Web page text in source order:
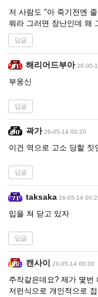
저 사람도 "아 죽기전엔
뭐라 그러면 장난인데 왜
답글
해리어드부아 26-05-
부웅신
답글
곽가 26-05-14 00:20
이건 역으로 고소 당할 짓
답글
taksaka 26-05-14
입을 쳐 닫고 있자
답글
캔사이 26-05-14 00:30
주작같은데요? 제가 몇번
저런식으로 개인적으로